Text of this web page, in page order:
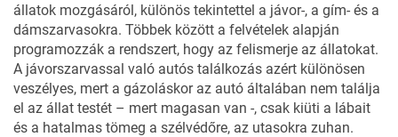
állatok mozgásáról, különös tekintettel a jávor-, a gím- és a
dámszarvasokra. Többek között a felvételek alapján
programozzák a rendszert, hogy az felismerje az állatokat.
A jávorszarvassal való autós találkozás azért különösen
veszélyes, mert a gázoláskor az autó általában nem találja
el az állat testét – mert magasan van -, csak kiüti a lábait
és a hatalmas tömeg a szélvédőre, az utasokra zuhan.